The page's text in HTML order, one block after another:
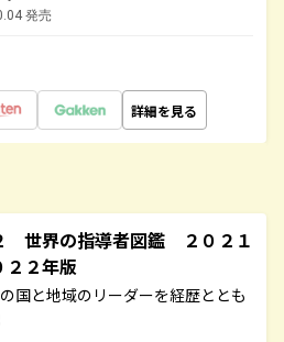
発売
詳細を見る
世界の指導者図鑑 ２０２１
２２年版
国と地域のリーダーを経歴ととも